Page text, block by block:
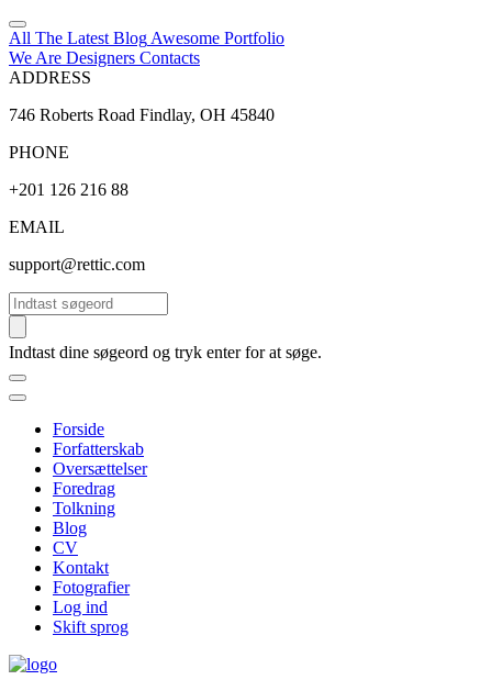
All The Latest Blog Awesome Portfolio
We Are Designers Contacts
ADDRESS
746 Roberts Road Findlay, OH 45840
PHONE
+201 126 216 88
EMAIL
support@rettic.com
Søg
Indtast dine søgeord og tryk enter for at søge.
Forside
Forfatterskab
Oversættelser
Foredrag
Tolkning
Blog
CV
Kontakt
Fotografier
Log ind
Skift sprog